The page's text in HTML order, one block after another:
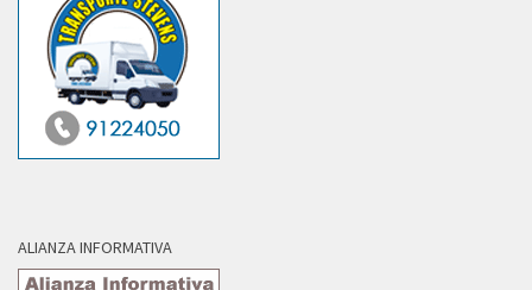
ALIANZA INFORMATIVA